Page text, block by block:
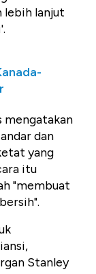
lebih lanjut
mengatakan
dan
yang
itu
"membuat
Stanley